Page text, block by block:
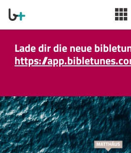
Lade dir die neue
https://